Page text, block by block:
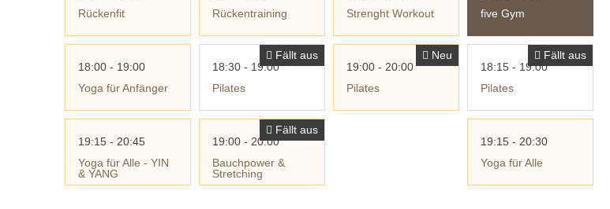
Rückenfit
18:00 - 19:00
Yoga für Anfänger
19:15 - 20:45
Yoga für Alle - YIN
& YANG
Rückentraining
Fällt aus
18:30 - 19:00
Pilates
Fällt aus
19:00 - 20:00
Bauchpower &
Stretching
Strenght Workout
Neu
19:00 - 20:00
Pilates
five Gym
Fällt aus
18:15 - 19:00
Pilates
19:15 - 20:30
Yoga für Alle